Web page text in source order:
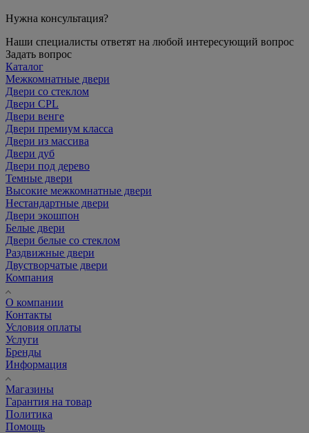
Нужна консультация?
Наши специалисты ответят на любой интересующий вопрос
Задать вопрос
Каталог
Межкомнатные двери
Двери со стеклом
Двери CPL
Двери венге
Двери премиум класса
Двери из массива
Двери дуб
Двери под дерево
Темные двери
Высокие межкомнатные двери
Нестандартные двери
Двери экошпон
Белые двери
Двери белые со стеклом
Раздвижные двери
Двустворчатые двери
Компания
О компании
Контакты
Условия оплаты
Услуги
Бренды
Информация
Магазины
Гарантия на товар
Политика
Помощь